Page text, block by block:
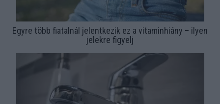
Egyre több fiatalnál jelentkezik ez a vitaminhiány – ilyen
jelekre figyelj